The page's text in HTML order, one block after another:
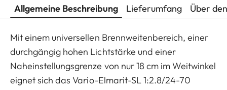
Allgemeine Beschreibung Lieferumfang Über
Mit einem universellen Brennweitenbereich, einer
durchgängig hohen Lichtstärke und einer
Naheinstellungsgrenze von nur 18 cm im Weitwinkel
eignet sich das Vario-Elmarit-SL 1:2.8/24-70